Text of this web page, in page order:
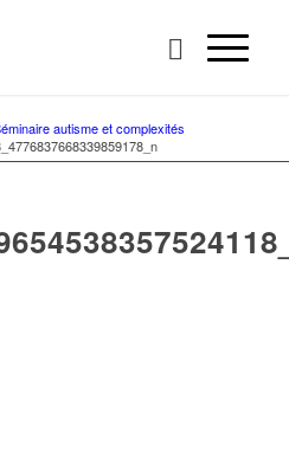
autisme et complexités